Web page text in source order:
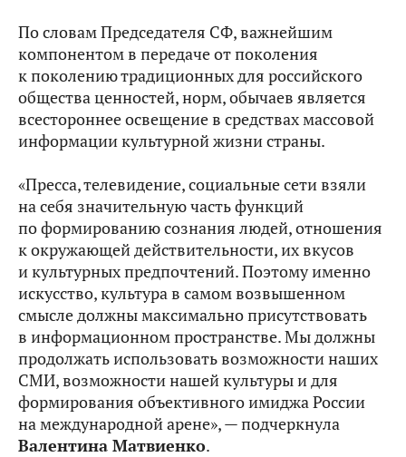
По словам Председателя СФ, важнейшим
компонентом в передаче от поколения
к поколению традиционных для российского
общества ценностей, норм, обычаев является
всестороннее освещение в средствах массовой
информации культурной жизни страны.
«Пресса, телевидение, социальные сети взяли
на себя значительную часть функций
по формированию сознания людей, отношения
к окружающей действительности, их вкусов
и культурных предпочтений. Поэтому именно
искусство, культура в самом возвышенном
смысле должны максимально присутствовать
в информационном пространстве. Мы должны
продолжать использовать возможности наших
СМИ, возможности нашей культуры и для
формирования объективного имиджа России
на международной арене», — подчеркнула
Валентина Матвиенко.